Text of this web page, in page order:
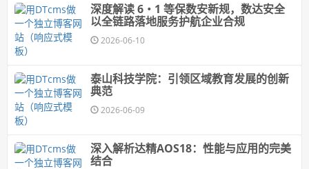
深度解读 6・1 等保数安新规，数达安全
以全链路落地服务护航企业合规
2026-06-10
泰山科技学院：引领区域教育发展的创新
典范
2026-06-09
深入解析达精AOS18：性能与应用的完美
结合